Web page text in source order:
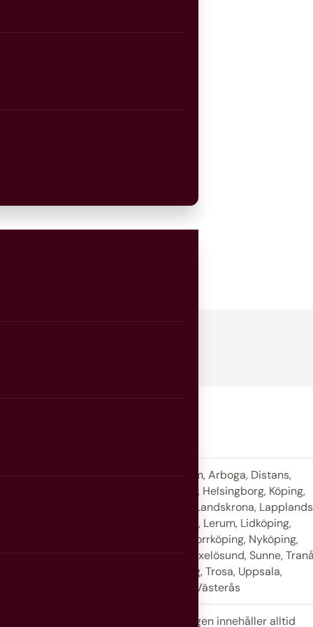
Ängelholm, Arboga, Distans,
Göteborg, Helsingborg, Köping,
Kungsör, Landskrona, Lapplands
Lärcentra, Lerum, Lidköping,
Malmö, Norrköping, Nyköping,
Örebro, Oxelösund, Sunne,
Trelleborg, Trosa, Uppsala,
Varberg, Västerås
Utbildningen innehåller alltid